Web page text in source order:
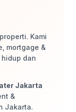
Kami
mortgage &
dan
Jakarta
&
Jakarta.